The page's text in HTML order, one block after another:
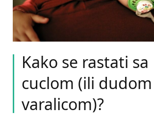
Kako se rastati sa
cuclom (ili dudom
varalicom)?